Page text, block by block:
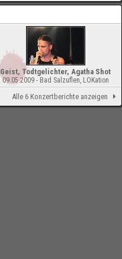
Geist, Todtgelichter, Agatha Shot
09.05.2009 - Bad Salzuflen, LOKation
Alle 6 Konzertberichte anzeigen